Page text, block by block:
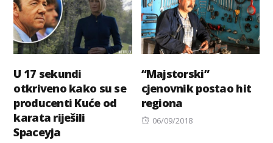
U 17 sekundi
otkriveno kako su se
producenti Kuće od
karata riješili
Spaceyja
“Majstorski”
cjenovnik postao hit
regiona
Posted
06/09/2018